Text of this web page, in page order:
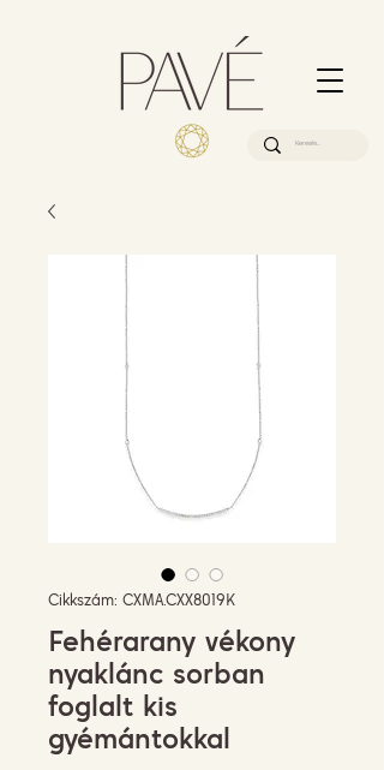
Cikkszám: CXMA.CXX8019K
Fehérarany vékony
nyaklánc sorban
foglalt kis
gyémántokkal